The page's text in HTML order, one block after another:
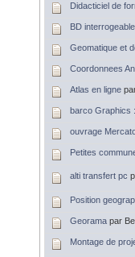
Didacticiel de
BD
Geomatique et
Coordonnees
Atlas en ligne
barco Graphics
ouvrage
Petites
alti transfert pc
Position
Georama par
Montage de